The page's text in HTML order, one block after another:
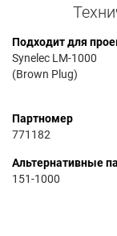
Подходит для
Synelec LM-1000
(Brown Plug)
Партномер
771182
Альтернативные
151-1000